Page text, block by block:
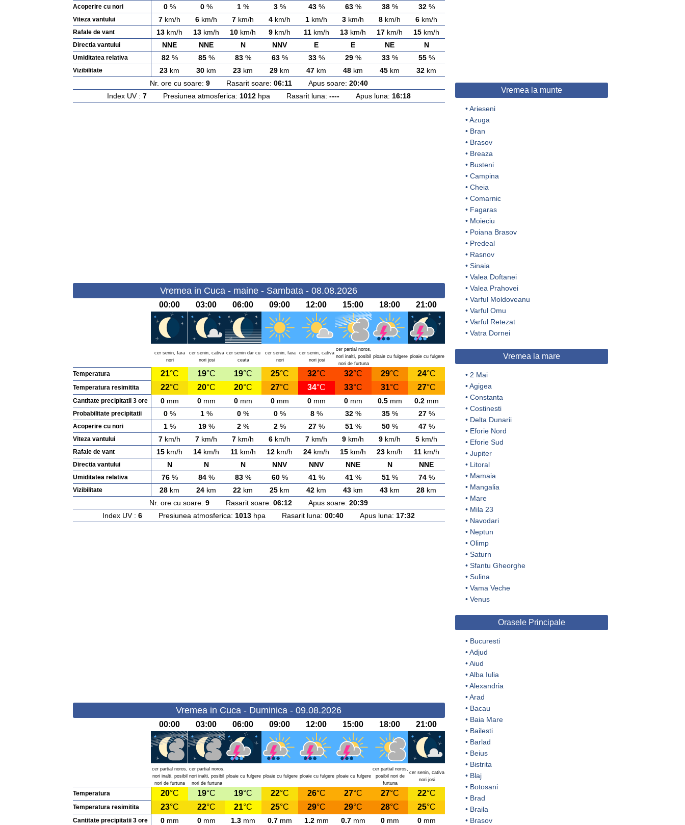
Acoperire cu nori 0% 0% 1% 3% 43% 63% 38% 32%
Viteza vantului 7 km/h 6 km/h 7 km/h 4 km/h 1 km/h 3 km/h 8 km/h 6 km/h
Rafale de vant 13 km/h 13 km/h 10 km/h 9 km/h 11km/h 13 km/h 17 km/h 15 km/h
Directia vantului NNE NNE N NNV E E NE N
Umiditatea relativa 82% 85% 83% 63% 33% 29% 33% 55%
Vizibilitate 23 km 30 km 23 km 29 km 47 km 48 km 45 km 32 km
Nr. ore cu soare: 9Rasarit soare: 06:11Apus soare: 20:40
Index UV : 7Presiunea atmosferica: 1012hpa Rasarit luna: ----Apus luna: 16:18
Vremea in Cuca - maine - Sambata - 08.08.2026
00:00 03:00 06:00 09:00 12:00 15:00 18:00 21:00
cer senin, fara
nori
cer senin, cativa
nori josi
cer senin dar cu
ceata
cer senin, fara
nori
cer senin, cativa
nori josi
cer partial noros,
nori inalti, posibil
nori de furtuna
ploaie cu fulgere ploaie cu fulgere
Temperatura 21°C 19°C 19°C 25°C 32°C 32°C 29°C 24°C
Temperatura resimitita 22°C 20°C 20°C 27°C 34°C 33°C 31°C 27°C
Cantitate precipitatii 3 ore 0mm 0mm 0mm 0mm 0mm 0mm 0.5mm 0.2mm
Probabilitate precipitatii 0% 1% 0% 0% 8% 32% 35% 27%
Acoperire cu nori 1% 19% 2% 2% 27% 51% 50% 47%
Viteza vantului 7 km/h 7 km/h 7 km/h 6 km/h 7 km/h 9 km/h 9 km/h 5 km/h
Rafale de vant 15 km/h 14 km/h 11km/h 12 km/h 24 km/h 15 km/h 23 km/h 11km/h
Directia vantului N N N NNV NNV NNE N NNE
Umiditatea relativa 76% 84% 83% 60% 41% 41% 51% 74%
Vizibilitate 28 km 24 km 22 km 25 km 42 km 43 km 43 km 28 km
Nr. ore cu soare: 9 Rasarit soare: 06:12 Apus soare: 20:39
Index UV : 6 Presiunea atmosferica: 1013 hpa Rasarit luna: 00:40 Apus luna: 17:32
Vremea in Cuca - Duminica - 09.08.2026
00:00 03:00 06:00 09:00 12:00 15:00 18:00 21:00
cer partial noros,
nori inalti, posibil
nori de furtuna
cer partial noros,
nori inalti, posibil
nori de furtuna
ploaie cu fulgere ploaie cu fulgere ploaie cu fulgere ploaie cu fulgere
cer partial noros,
posibil nori de
furtuna
cer senin, cativa
nori josi
Temperatura 20°C 19°C 19°C 22°C 26°C 27°C 27°C 22°C
Temperatura resimitita 23°C 22°C 21°C 25°C 29°C 29°C 28°C 25°C
Cantitate precipitatii 3 ore 0mm 0mm 1.3mm 0.7mm 1.2mm 0.7mm 0mm 0mm
Vremea la munte
•Arieseni
•Azuga
• Bran
• Brasov
• Breaza
• Busteni
• Campina
• Cheia
• Comarnic
• Fagaras
• Moieciu
• Poiana Brasov
• Predeal
• Rasnov
• Sinaia
• Valea Doftanei
• Valea Prahovei
• Varful Moldoveanu
• Varful Omu
• Varful Retezat
• Vatra Dornei
Vremea la mare
• 2 Mai
•Agigea
• Constanta
• Costinesti
• Delta Dunarii
• Eforie Nord
• Eforie Sud
• Jupiter
• Litoral
• Mamaia
• Mangalia
• Mare
• Mila 23
• Navodari
• Neptun
• Olimp
• Saturn
• Sfantu Gheorghe
• Sulina
• Vama Veche
• Venus
Orasele Principale
• Bucuresti
•Adjud
•Aiud
•Alba Iulia
•Alexandria
•Arad
• Bacau
• Baia Mare
• Bailesti
• Barlad
• Beius
• Bistrita
• Blaj
• Botosani
• Brad
• Braila
• Brasov